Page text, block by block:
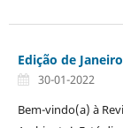
Edição de
30-01-2022
Bem-vindo(a) à